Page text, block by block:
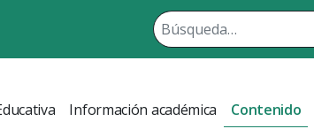
Información académica Contenido